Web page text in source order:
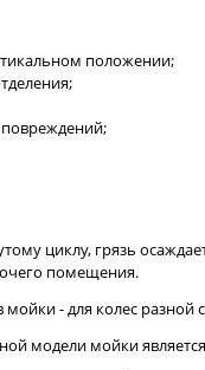
положении;
циклу, грязь
помещения.
- для колес разной
модели мойки